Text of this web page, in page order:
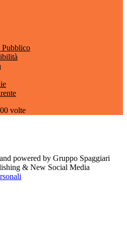
volte
powered by Gruppo Spaggiari
& New Social Media